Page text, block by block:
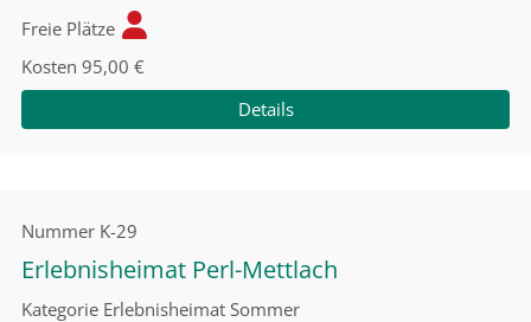
Freie Plätze
Kosten 95,00 €
Details
Nummer K-29
Erlebnisheimat Perl-Mettlach
Kategorie Erlebnisheimat Sommer